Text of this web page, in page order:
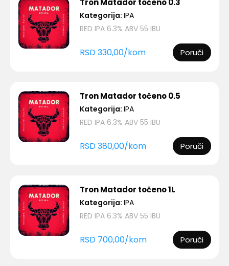
Tron Matador točeno 0.3
Kategorija: IPA
RED IPA 6.3% ABV 55 IBU
RSD330,00/kom Poruči
Tron Matador točeno 0.5
Kategorija: IPA
RED IPA 6.3% ABV 55 IBU
RSD380,00/kom Poruči
Tron Matador točeno 1L
Kategorija: IPA
RED IPA 6.3% ABV 55 IBU
RSD 700,00/kom Poruči